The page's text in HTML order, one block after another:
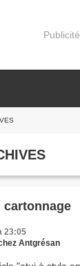
Publicité
cartonnage
23:05
Antgrésan